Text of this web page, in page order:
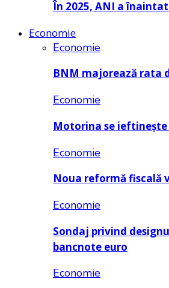
În 2025, ANI a
Economie
Economie
BNM majorează rata
Economie
Motorina se
Economie
Noua reformă fiscală
Economie
Sondaj privind
bancnote euro
Economie